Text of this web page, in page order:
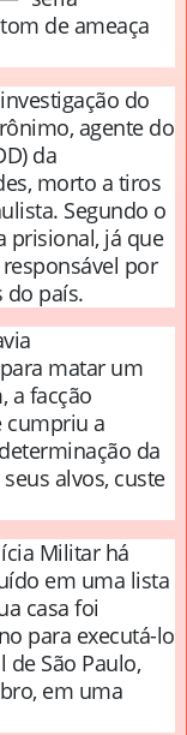
de ameaça
do
agente do
da
morto a tiros
Segundo o
prisional, já que
por
do país.
matar um
a facção
cumpriu a
da
alvos, custe
Militar há
em uma lista
casa foi
para executá-lo
São Paulo,
em uma